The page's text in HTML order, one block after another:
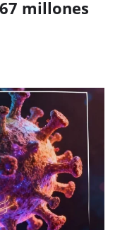
millones